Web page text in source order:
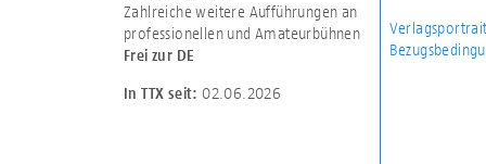
Zahlreiche weitere Aufführungen an
professionellen und Amateurbühnen
Frei zur DE
In TTX seit: 02.06.2026